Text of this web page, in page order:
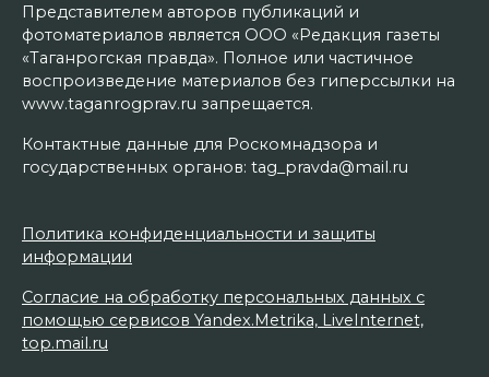
Представителем авторов публикаций и
фотоматериалов является ООО «Редакция газеты
«Таганрогская правда». Полное или частичное
воспроизведение материалов без гиперссылки на
www.taganrogprav.ru запрещается.
Контактные данные для Роскомнадзора и
государственных органов: tag_pravda@mail.ru
Политика конфиденциальности и защиты
информации
Согласие на обработку персональных данных с
помощью сервисов Yandex.Metrika, LiveInternet,
top.mail.ru